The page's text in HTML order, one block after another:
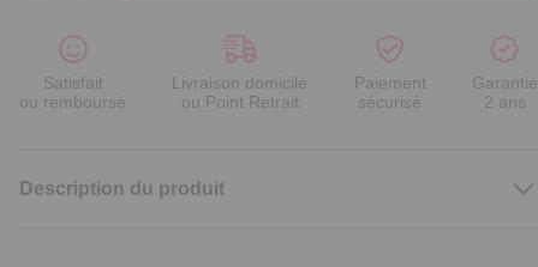
Satisfait
ou remboursé
Livraison domicile
ou Point Retrait
Paiement
sécurisé
Garantie
2 ans
Description du produit